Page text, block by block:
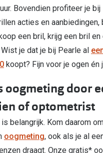
Bovendien profiteer je bij
acties en aanbiedingen,
een bril, krijg een bril
je dat je bij Pearle al
koopt? Fijn voor je ogen én
oogmeting door
of optometrist
belangrijk. Kom daarom
oogmeting, ook als je al
draagt. Onze gratis*